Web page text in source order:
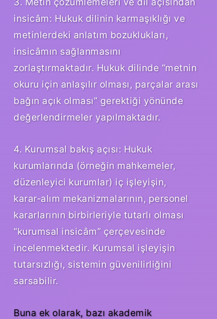
insicâm: Hukuk dilinin karmaşıklığı ve
metinlerdeki anlatım bozuklukları,
insicâmın sağlanmasını
zorlaştırmaktadır. Hukuk dilinde “metnin
okuru için anlaşılır olması, parçalar arası
bağın açık olması” gerektiği yönünde
değerlendirmeler yapılmaktadır.
4. Kurumsal bakış açısı: Hukuk
kurumlarında (örneğin mahkemeler,
düzenleyici kurumlar) iç işleyişin,
karar‑alım mekanizmalarının, personel
kararlarının birbirleriyle tutarlı olması
“kurumsal insicâm” çerçevesinde
incelenmektedir. Kurumsal işleyişin
tutarsızlığı, sistemin güvenilirliğini
sarsabilir.
Buna ek olarak, bazı akademik